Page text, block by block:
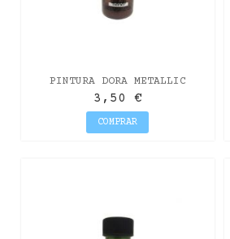
PINTURA DORA METALLIC
CASTAÑO 50ML
3,50 €
COMPRAR